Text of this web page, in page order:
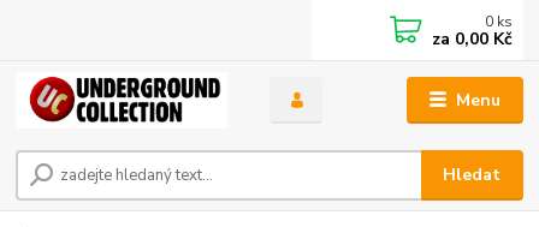
Menu
Hledat
0 ks
za 0,00 Kč